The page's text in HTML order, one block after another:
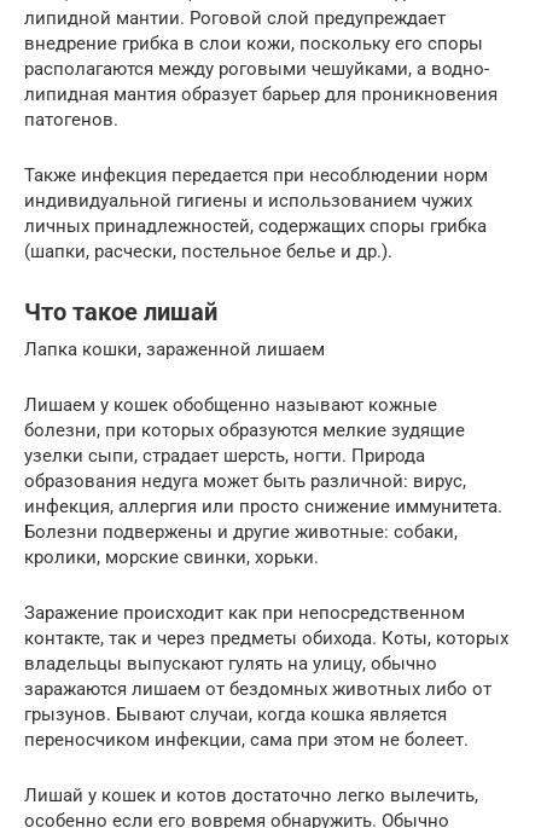
липидной мантии. Роговой слой предупреждает
внедрение грибка в слои кожи, поскольку его споры
располагаются между роговыми чешуйками, а водно-
липидная мантия образует барьер для проникновения
патогенов.
Также инфекция передается при несоблюдении норм
индивидуальной гигиены и использованием чужих
личных принадлежностей, содержащих споры грибка
(шапки, расчески, постельное белье и др.).
Что такое лишай
Лапка кошки, зараженной лишаем
Лишаем у кошек обобщенно называют кожные
болезни, при которых образуются мелкие зудящие
узелки сыпи, страдает шерсть, ногти. Природа
образования недуга может быть различной: вирус,
инфекция, аллергия или просто снижение иммунитета.
Болезни подвержены и другие животные: собаки,
кролики, морские свинки, хорьки.
Заражение происходит как при непосредственном
контакте, так и через предметы обихода. Коты, которых
владельцы выпускают гулять на улицу, обычно
заражаются лишаем от бездомных животных либо от
грызунов. Бывают случаи, когда кошка является
переносчиком инфекции, сама при этом не болеет.
Лишай у кошек и котов достаточно легко вылечить,
особенно если его вовремя обнаружить. Обычно